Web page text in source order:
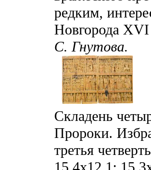
редким,
Новгорода XVI
С. Гнутова.
Складень
Пророки.
третья